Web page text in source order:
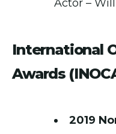
Actor –
International
Awards
2019